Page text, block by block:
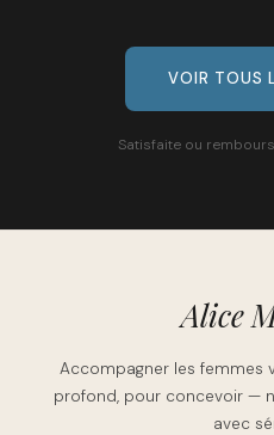
VOIR TOUS
Satisfaite ou
Alice
Accompagner les femmes
profond, pour concevoir —
avec